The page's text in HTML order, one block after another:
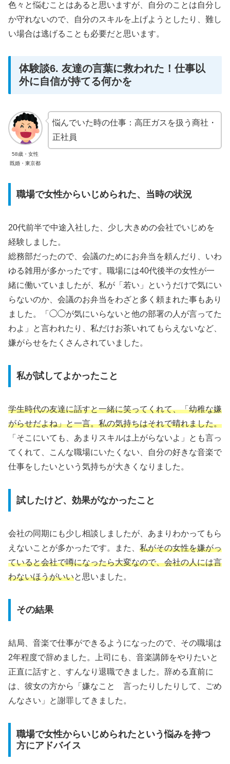
色々と悩むことはあると思いますが、自分のことは自分し
か守れないので、自分のスキルを上げようとしたり、難し
い場合は逃げることも必要だと思います。
体験談6. 友達の言葉に救われた！仕事以
外に自信が持てる何かを
58歳・女性
既婚・東京都
悩んでいた時の仕事：高圧ガスを扱う商社・
正社員
職場で女性からいじめられた、当時の状況
20代前半で中途入社した、少し大きめの会社でいじめを
経験しました。
総務部だったので、会議のためにお弁当を頼んだり、いわ
ゆる雑用が多かったです。職場には40代後半の女性が一
緒に働いていましたが、私が「若い」というだけで気にい
らないのか、会議のお弁当をわざと多く頼まれた事もあり
ました。「◯◯が気にいらないと他の部署の人が言ってた
わよ」と言われたり、私だけお茶いれてもらえないなど、
嫌がらせをたくさんされていました。
私が試してよかったこと
学生時代の友達に話すと一緒に笑ってくれて、「幼稚な嫌
がらせだよね」と一言。私の気持ちはそれで晴れました。
「そこにいても、あまりスキルは上がらないよ」とも言っ
てくれて、こんな職場にいたくない、自分の好きな音楽で
仕事をしたいという気持ちが大きくなりました。
試したけど、効果がなかったこと
会社の同期にも少し相談しましたが、あまりわかってもら
えないことが多かったです。また、 私がその女性を嫌がっ
ていると会社で噂になったら大変なので、会社の人には言
わないほうがいいと思いました。
その結果
結局、音楽で仕事ができるようになったので、その職場は
2年程度で辞めました。上司にも、音楽講師をやりたいと
正直に話すと、すんなり退職できました。辞める直前に
は、彼女の方から「嫌なこと 言ったりしたりして、ごめ
んなさい」と謝罪してきました。
職場で女性からいじめられたという悩みを持つ
方にアドバイス